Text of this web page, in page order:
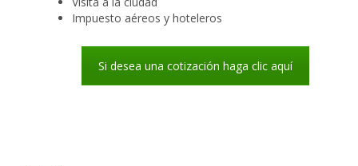
Impuesto aéreos y hoteleros
Si desea una cotización haga clic aquí